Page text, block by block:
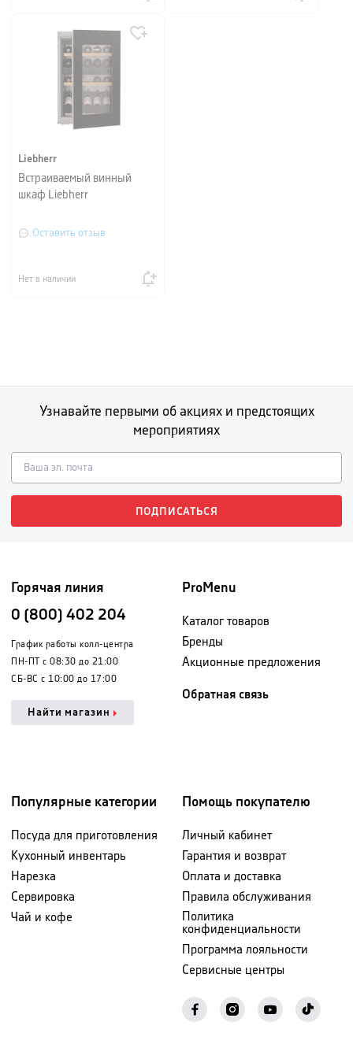
Liebherr
Встраиваемый винный
шкаф Liebherr
Оставить отзыв
Нет в наличии
Узнавайте первыми об акциях и предстоящих
мероприятиях
ПОДПИСАТЬСЯ
Горячая линия
0 (800) 402 204
График работы колл-центра
ПН-ПТ с 08:30 до 21:00
СБ-ВС с 10:00 до 17:00
Найти магазин
ProMenu
Каталог товаров
Бренды
Акционные предложения
Обратная связь
Популярные категории
Посуда для приготовления
Кухонный инвентарь
Нарезка
Сервировка
Чай и кофе
Помощь покупателю
Личный кабинет
Гарантия и возврат
Оплата и доставка
Правила обслуживания
Политика
конфиденциальности
Программа лояльности
Сервисные центры